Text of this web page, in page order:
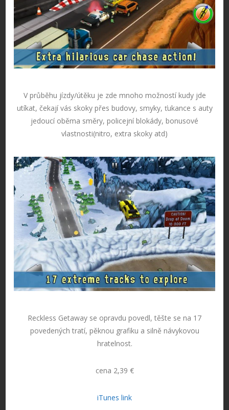
V průběhu jízdy/útěku je zde mnoho možností kudy jde
utíkat, čekají vás skoky přes budovy, smyky, ťukance s auty
jedoucí oběma směry, policejní blokády, bonusové
vlastnosti(nitro, extra skoky atd)
Reckless Getaway se opravdu povedl, těšte se na 17
povedených tratí, pěknou grafiku a silně návykovou
hratelnost.
cena 2,39 €
iTunes link